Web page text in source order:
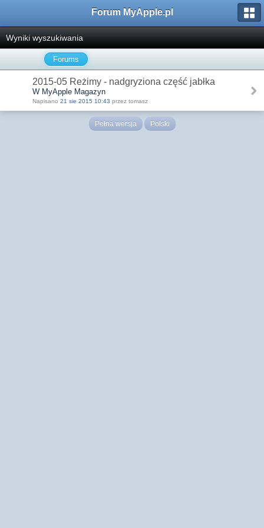
Forum MyApple.pl
Wyniki wyszukiwania
Forums
2015-05 Reżimy - nadgryziona część jabłka
W MyApple Magazyn
Napisano 21 sie 2015 10:43 przez tomasz
Pełna wersja Polski